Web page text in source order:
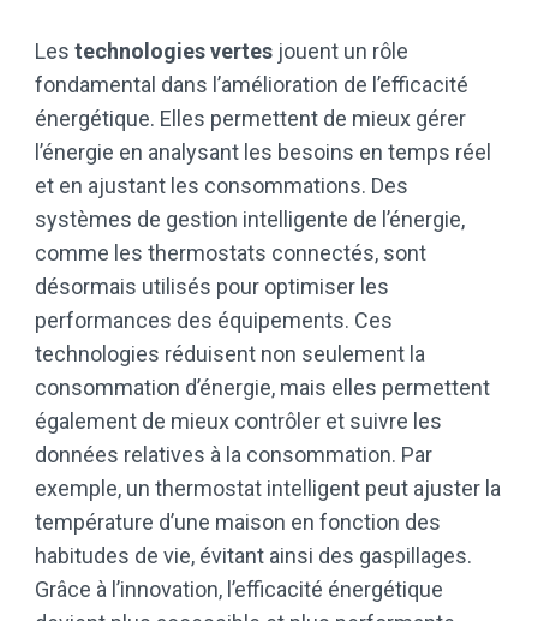
Les technologies vertes jouent un rôle
fondamental dans l’amélioration de l’efficacité
énergétique. Elles permettent de mieux gérer
l’énergie en analysant les besoins en temps réel
et en ajustant les consommations. Des
systèmes de gestion intelligente de l’énergie,
comme les thermostats connectés, sont
désormais utilisés pour optimiser les
performances des équipements. Ces
technologies réduisent non seulement la
consommation d’énergie, mais elles permettent
également de mieux contrôler et suivre les
données relatives à la consommation. Par
exemple, un thermostat intelligent peut ajuster la
température d’une maison en fonction des
habitudes de vie, évitant ainsi des gaspillages.
Grâce à l’innovation, l’efficacité énergétique